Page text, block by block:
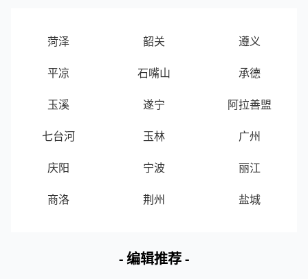
菏泽 韶关 遵义
平凉 石嘴山 承德
玉溪 遂宁 阿拉善盟
七台河 玉林 广州
庆阳 宁波 丽江
商洛 荆州 盐城
- 编辑推荐 -